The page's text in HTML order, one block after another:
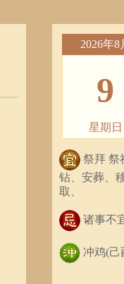
2026年8
9
星期日
祭拜 祭
钻、安葬、
取、
诸事不
冲鸡(己